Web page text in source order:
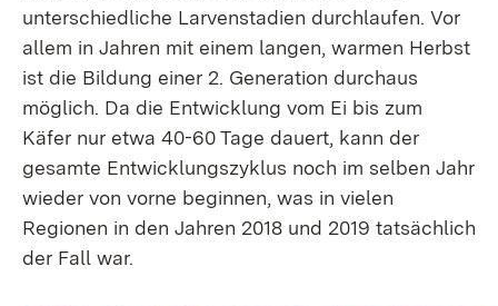
unterschiedliche Larvenstadien durchlaufen. Vor
allem in Jahren mit einem langen, warmen Herbst
ist die Bildung einer 2. Generation durchaus
möglich. Da die Entwicklung vom Ei bis zum
Käfer nur etwa 40-60 Tage dauert, kann der
gesamte Entwicklungszyklus noch im selben Jahr
wieder von vorne beginnen, was in vielen
Regionen in den Jahren 2018 und 2019 tatsächlich
der Fall war.